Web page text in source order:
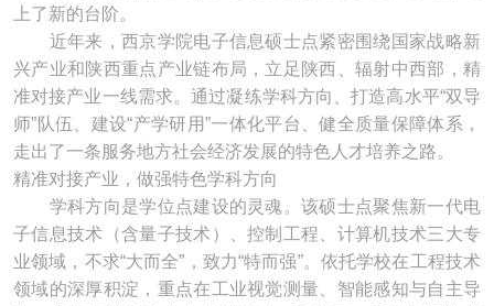
上了新的台阶。
近年来，西京学院电子信息硕士点紧密围绕国家战略新
兴产业和陕西重点产业链布局，立足陕西、辐射中西部，精
准对接产业一线需求。通过凝练学科方向、打造高水平“双导
师”队伍、建设“产学研用”一体化平台、健全质量保障体系，
走出了一条服务地方社会经济发展的特色人才培养之路。
精准对接产业，做强特色学科方向
学科方向是学位点建设的灵魂。该硕士点聚焦新一代电
子信息技术（含量子技术）、控制工程、计算机技术三大专
业领域，不求“大而全”，致力“特而强”。依托学校在工程技术
领域的深厚积淀，重点在工业视觉测量、智能感知与自主导